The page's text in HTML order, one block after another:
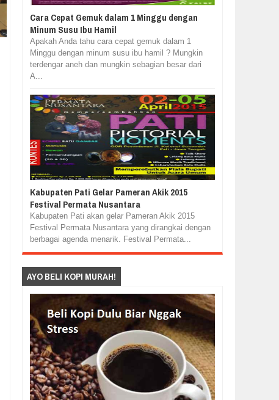
Cara Cepat Gemuk dalam 1 Minggu dengan
Minum Susu Ibu Hamil
Apakah Anda tahu cara cepat gemuk dalam 1
Minggu dengan minum susu ibu hamil ? Mungkin
terdengar aneh dan mungkin sebagian besar dari
A...
Kabupaten Pati Gelar Pameran Akik 2015
Festival Permata Nusantara
Kabupaten Pati akan gelar Pameran Akik 2015
Festival Permata Nusantara yang dirangkai dengan
berbagai agenda menarik. Festival Permata...
AYO BELI KOPI MURAH!